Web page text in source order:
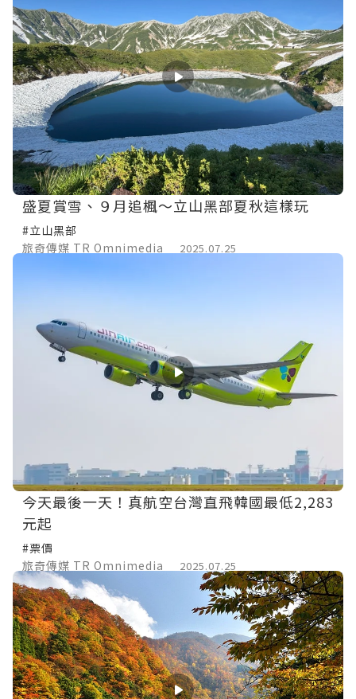
盛夏賞雪、９月追楓～立山黑部夏秋這樣玩
#立山黑部
旅奇傳媒 TR Omnimedia
2025.07.25
今天最後一天！真航空台灣直飛韓國最低2,283
元起
#票價
旅奇傳媒 TR Omnimedia
2025.07.25